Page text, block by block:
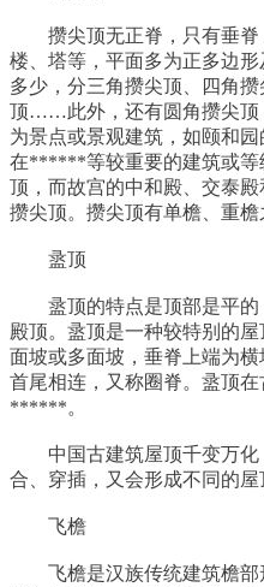
攒尖顶无正脊，只有垂脊
楼、塔等，平面多为正多边
多少，分三角攒尖顶、四角
顶……此外，还有圆角攒尖顶
为景点或景观建筑，如颐和园
在******等较重要的建筑或等
顶，而故宫的中和殿、交泰
攒尖顶。攒尖顶有单檐、重檐
盝顶
盝顶的特点是顶部是平的
殿顶。盝顶是一种较特别的
面坡或多面坡，垂脊上端为
首尾相连，又称圈脊。盝顶
******。
中国古建筑屋顶千变万化
合、穿插，又会形成不同的屋
飞檐
飞檐是汉族传统建筑檐部